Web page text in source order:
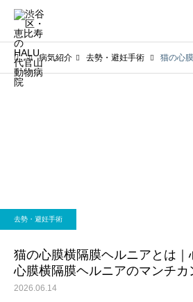
病気紹介 去勢・避妊手術 猫の心膜横隔膜ヘル
去勢・避妊手術
猫の心膜横隔膜ヘルニアとは｜
心膜横隔膜ヘルニアのマンチカ
2026.06.14